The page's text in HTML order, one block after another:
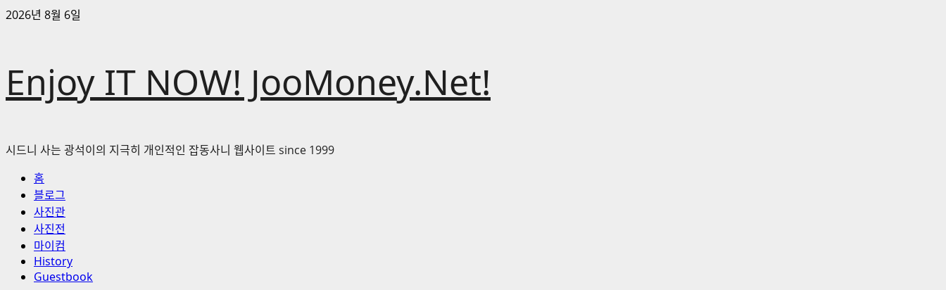
콘
바
로
2026년 8월 6일
Enjoy IT NOW! JooMoney.Net!
시드니 사는 광석이의 지극히 개인적인 잡동사니 웹사이트 since 1999
홈
블로그
사진관
사진전
마이컴
History
Guestbook